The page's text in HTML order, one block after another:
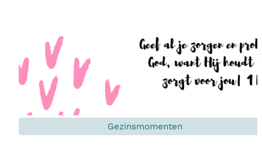
Gezinsmomenten